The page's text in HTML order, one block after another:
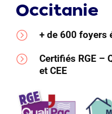
Occitanie
= + de 600 foyers
=
Certifiés RGE –
et CEE